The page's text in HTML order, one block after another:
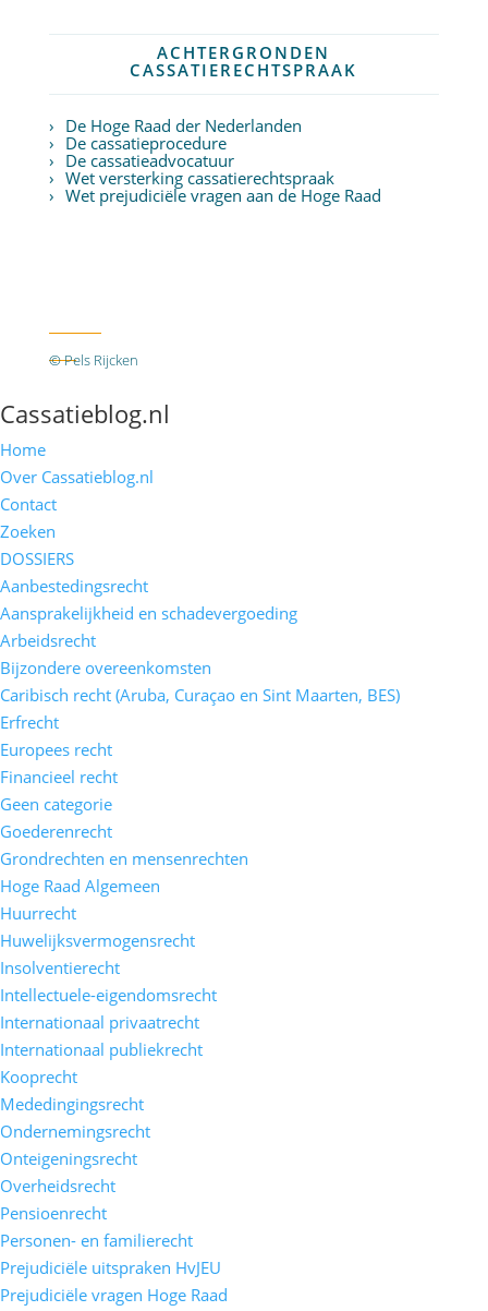
ACHTERGRONDEN
CASSATIERECHTSPRAAK
De Hoge Raad der Nederlanden
De cassatieprocedure
De cassatieadvocatuur
Wet versterking cassatierechtspraak
Wet prejudiciële vragen aan de Hoge Raad
© Pels Rijcken
Cassatieblog.nl
Home
Over Cassatieblog.nl
Contact
Zoeken
DOSSIERS
Aanbestedingsrecht
Aansprakelijkheid en schadevergoeding
Arbeidsrecht
Bijzondere overeenkomsten
Caribisch recht (Aruba, Curaçao en Sint Maarten, BES)
Erfrecht
Europees recht
Financieel recht
Geen categorie
Goederenrecht
Grondrechten en mensenrechten
Hoge Raad Algemeen
Huurrecht
Huwelijksvermogensrecht
Insolventierecht
Intellectuele-eigendomsrecht
Internationaal privaatrecht
Internationaal publiekrecht
Kooprecht
Mededingingsrecht
Ondernemingsrecht
Onteigeningsrecht
Overheidsrecht
Pensioenrecht
Personen- en familierecht
Prejudiciële uitspraken HvJEU
Prejudiciële vragen Hoge Raad